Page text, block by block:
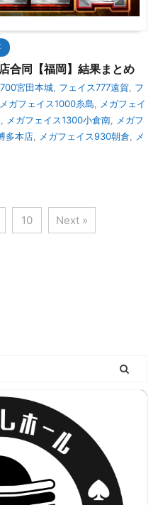
合同【福岡】結果まとめ
宮田本城 フェイス777遠賀
フ
メガフェイス1000糸島
メガフェイ
メガフェイス1300小倉南
メガフ
多本店 メガフェイス930朝倉
メ
10 Next »